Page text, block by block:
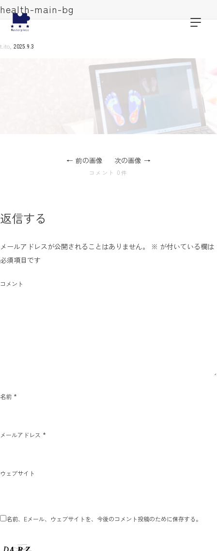
health-main-bg
t.ito, 2025.9.3
前の画像 次の画像
コメント 0件
返信する
メールアドレスが公開されることはありません。 ※ が付いている欄は
必須項目です
コメント
名前 *
メールアドレス *
ウェブサイト
名前、Eメール、ウェブサイトを、今後のコメント投稿のために保存する。